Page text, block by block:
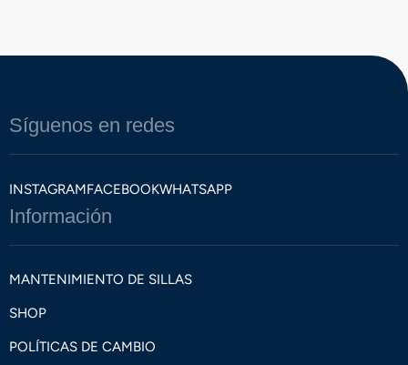
Síguenos en redes
INSTAGRAMFACEBOOKWHATSAPP
Información
MANTENIMIENTO DE SILLAS
SHOP
POLÍTICAS DE CAMBIO